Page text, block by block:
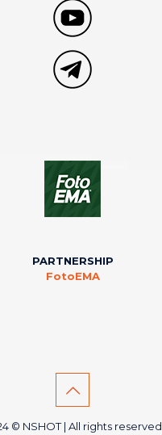
PARTNERSHIP
FotoEMA
© NSHOT | All rights reserved